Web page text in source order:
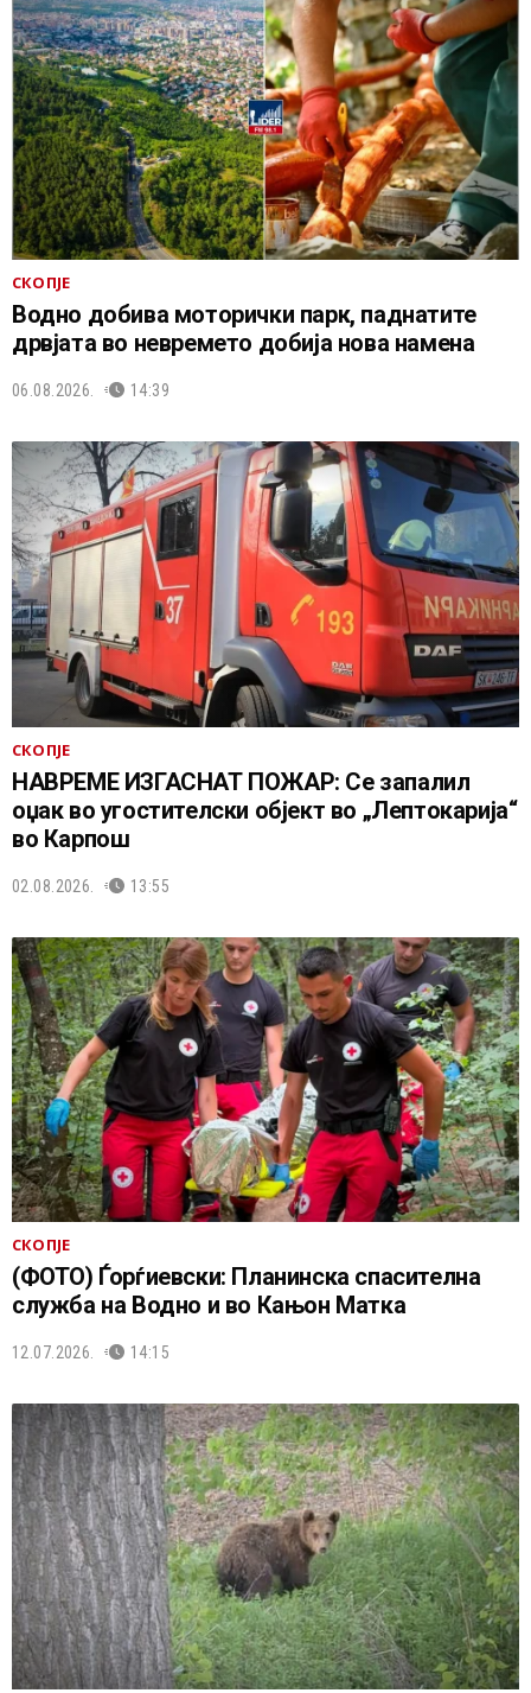
СКОПЈЕ
Водно добива моторички парк, паднатите
дрвјата во невремето добија нова намена
06.08.2026. 14:39
СКОПЈЕ
НАВРЕМЕ ИЗГАСНАТ ПОЖАР: Се запалил
оџак во угостителски објект во „Лептокарија“
во Карпош
02.08.2026. 13:55
СКОПЈЕ
(ФОТО) Ѓорѓиевски: Планинска спасителна
служба на Водно и во Кањон Матка
12.07.2026. 14:15